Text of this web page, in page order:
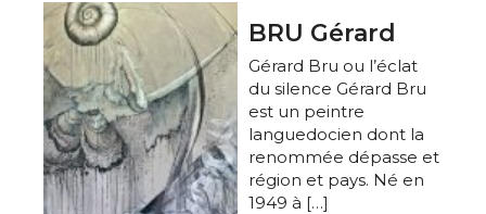
BRU Gérard
Gérard Bru ou l’éclat
du silence Gérard Bru
est un peintre
languedocien dont la
renommée dépasse et
région et pays. Né en
1949 à […]